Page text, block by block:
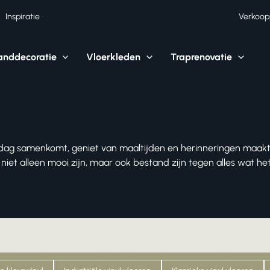
Inspiratie
Vloerkleden Traprenovatie
samenkomt, geniet van maaltijden en herinneringen
alleen mooi zijn, maar ook bestand zijn tegen alles wat